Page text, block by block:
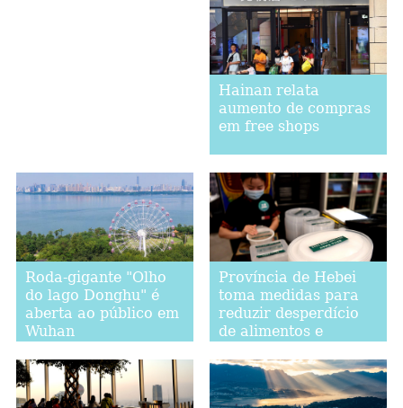
Hainan relata
aumento de compras
em free shops
Roda-gigante "Olho
do lago Donghu" é
aberta ao público em
Wuhan
Província de Hebei
toma medidas para
reduzir desperdício
de alimentos e
moderado